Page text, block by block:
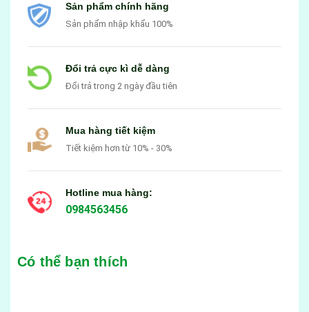
Sản phẩm chính hãng
Sản phẩm nhập khẩu 100%
Đổi trả cực kì dễ dàng
Đổi trả trong 2 ngày đầu tiên
Mua hàng tiết kiệm
Tiết kiệm hơn từ 10% - 30%
Hotline mua hàng:
0984563456
Có thể bạn thích